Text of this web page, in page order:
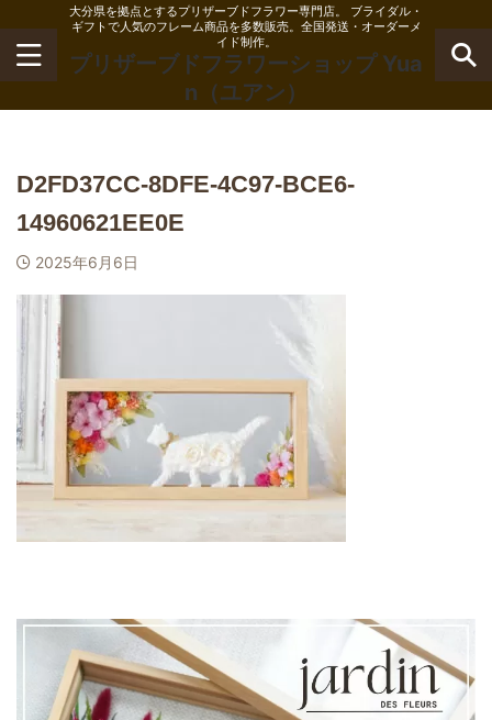
大分県を拠点とするプリザーブドフラワー専門店。 ブライダル・
ギフトで人気のフレーム商品を多数販売。全国発送・オーダーメ
イド制作。
プリザーブドフラワーショップ Yua
n（ユアン）
D2FD37CC-8DFE-4C97-BCE6-
14960621EE0E
2025年6月6日